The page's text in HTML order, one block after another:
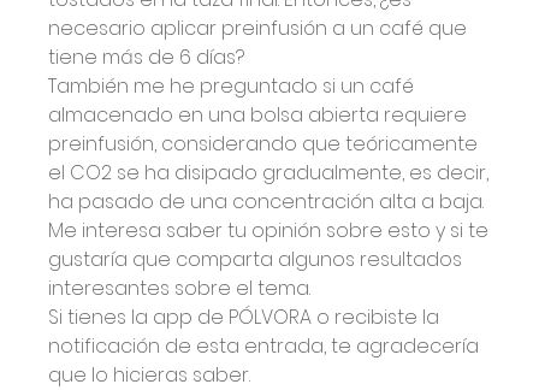
necesario aplicar preinfusión a un café que
tiene más de 6 días?
También me he preguntado si un café
almacenado en una bolsa abierta requiere
preinfusión, considerando que teóricamente
el CO2 se ha disipado gradualmente, es decir,
ha pasado de una concentración alta a baja.
Me interesa saber tu opinión sobre esto y si te
gustaría que comparta algunos resultados
interesantes sobre el tema.
Si tienes la app de PÓLVORA o recibiste la
notificación de esta entrada, te agradecería
que lo hicieras saber.